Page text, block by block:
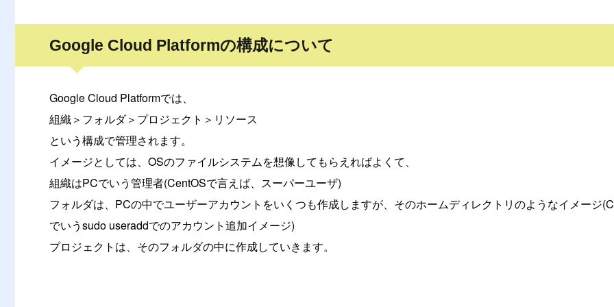
Google Cloud Platformの構成について
Google Cloud Platformでは、
組織＞フォルダ＞プロジェクト＞リソース
という構成で管理されます。
イメージとしては、OSのファイルシステムを想像してもらえればよくて、
組織はPCでいう管理者(CentOSで言えば、スーパーユーザ)
フォルダは、PCの中でユーザーアカウントをいくつも作成しますが、そのホームディレクトリのようなイメージ
でいうsudo useraddでのアカウント追加イメージ)
プロジェクトは、そのフォルダの中に作成していきます。